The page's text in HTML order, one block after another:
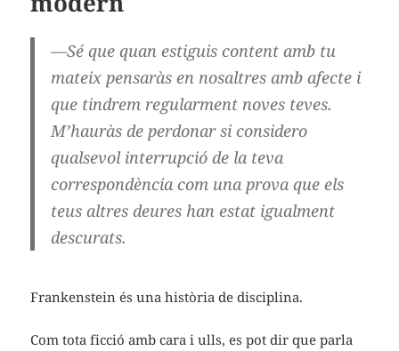
—Sé que quan estiguis content amb tu
mateix pensaràs en nosaltres amb afecte i
que tindrem regularment noves teves.
M’hauràs de perdonar si considero
qualsevol interrupció de la teva
correspondència com una prova que els
teus altres deures han estat igualment
descurats.
Frankenstein és una història de disciplina.
Com tota ficció amb cara i ulls, es pot dir que parla